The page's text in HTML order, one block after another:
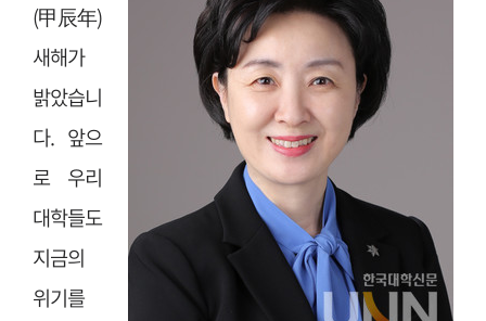
(甲辰年)
새해가
밝았습니
다. 앞으
로 우리
대학들도
지금의
위기를